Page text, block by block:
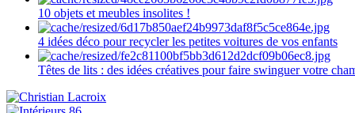
10 objets et meubles insolites !
4 idées déco pour recycler les petites voitures de vos enfants
Têtes de lits : des idées créatives pour faire swinguer votre